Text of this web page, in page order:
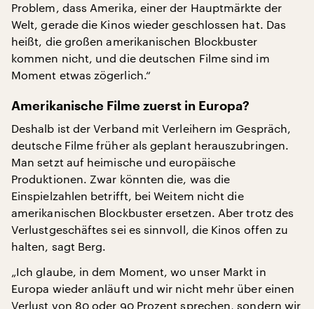
Problem, dass Amerika, einer der Hauptmärkte der
Welt, gerade die Kinos wieder geschlossen hat. Das
heißt, die großen amerikanischen Blockbuster
kommen nicht, und die deutschen Filme sind im
Moment etwas zögerlich.“
Amerikanische Filme zuerst in Europa?
Deshalb ist der Verband mit Verleihern im Gespräch,
deutsche Filme früher als geplant herauszubringen.
Man setzt auf heimische und europäische
Produktionen. Zwar könnten die, was die
Einspielzahlen betrifft, bei Weitem nicht die
amerikanischen Blockbuster ersetzen. Aber trotz des
Verlustgeschäftes sei es sinnvoll, die Kinos offen zu
halten, sagt Berg.
„Ich glaube, in dem Moment, wo unser Markt in
Europa wieder anläuft und wir nicht mehr über einen
Verlust von 80 oder 90 Prozent sprechen, sondern wir